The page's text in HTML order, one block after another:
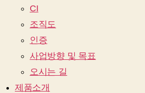
CI
조직도
인증
사업방향 및 목표
오시는 길
제품소개